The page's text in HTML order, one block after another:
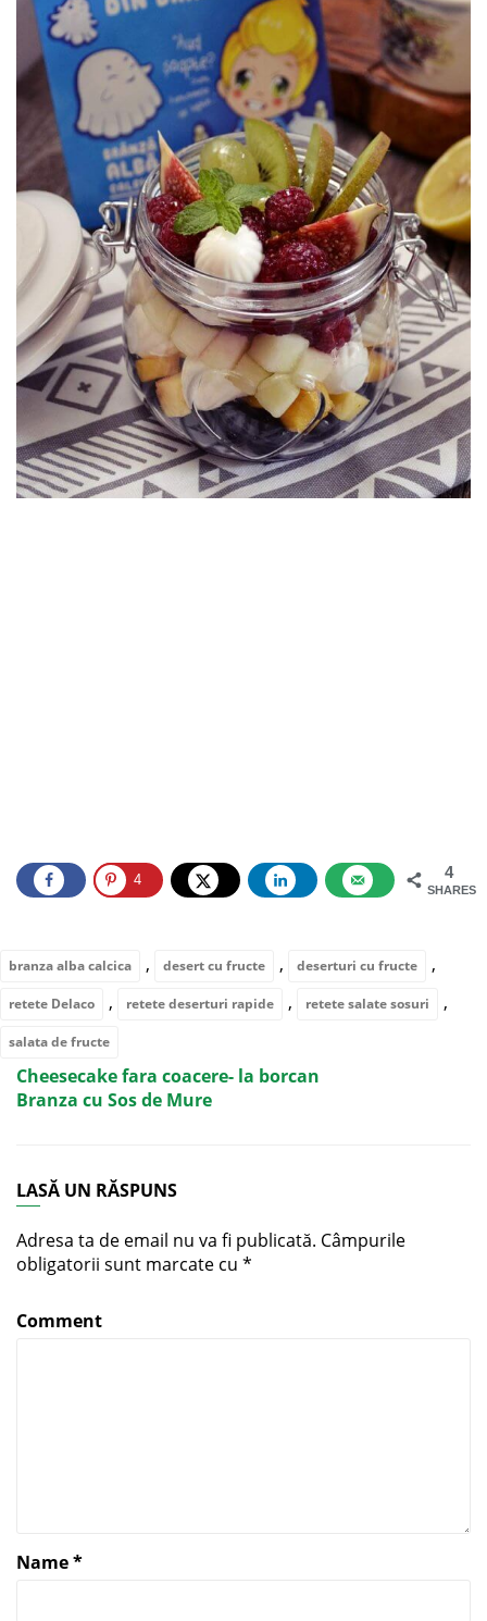
4
SHARES
4
branza alba calcica , desert cu fructe , deserturi cu fructe ,
retete Delaco , retete deserturi rapide , retete salate sosuri ,
salata de fructe
Cheesecake fara coacere- la borcan
Branza cu Sos de Mure
LASĂ UN RĂSPUNS
Adresa ta de email nu va fi publicată. Câmpurile
obligatorii sunt marcate cu *
Comment
Name*